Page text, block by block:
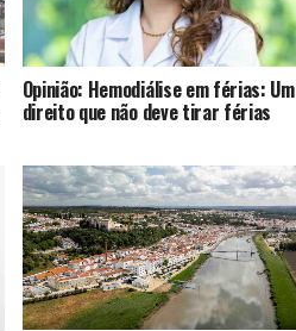
Opinião: Hemodiálise em férias: Um
direito que não deve tirar férias